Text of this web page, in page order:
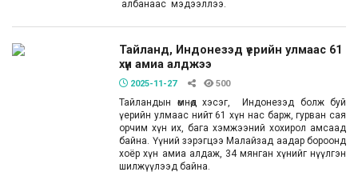
албанаас мэдээллээ.
Тайланд, Индонезэд үерийн улмаас 61
хүн амиа алджээ
2025-11-27 500
Тайландын өмнөд хэсэг, Индонезэд болж буй
үерийн улмаас нийт 61 хүн нас барж, гурван сая
орчим хүн их, бага хэмжээний хохирол амсаад
байна. Үүний зэрэгцээ Малайзад аадар бороонд
хоёр хүн амиа алдаж, 34 мянган хүнийг нүүлгэн
шилжүүлээд байна.